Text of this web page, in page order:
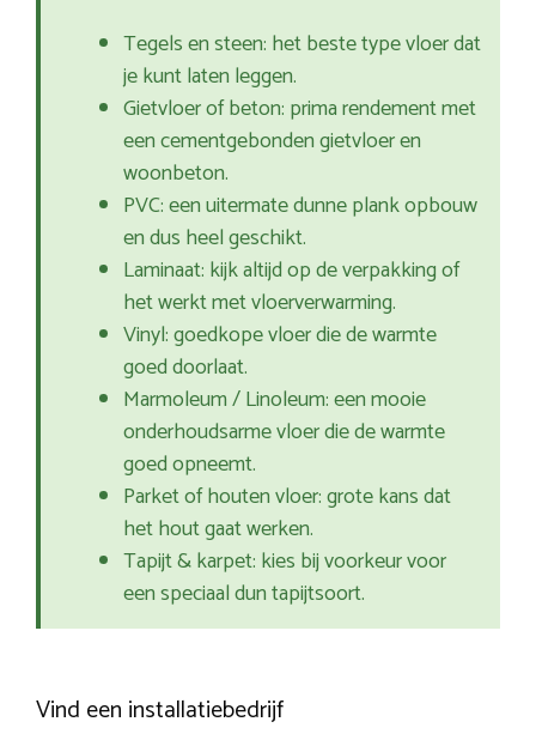
Tegels en steen: het beste type vloer dat
je kunt laten leggen.
Gietvloer of beton: prima rendement met
een cementgebonden gietvloer en
woonbeton.
PVC: een uitermate dunne plank opbouw
en dus heel geschikt.
Laminaat: kijk altijd op de verpakking of
het werkt met vloerverwarming.
Vinyl: goedkope vloer die de warmte
goed doorlaat.
Marmoleum / Linoleum: een mooie
onderhoudsarme vloer die de warmte
goed opneemt.
Parket of houten vloer: grote kans dat
het hout gaat werken.
Tapijt & karpet: kies bij voorkeur voor
een speciaal dun tapijtsoort.
Vind een installatiebedrijf